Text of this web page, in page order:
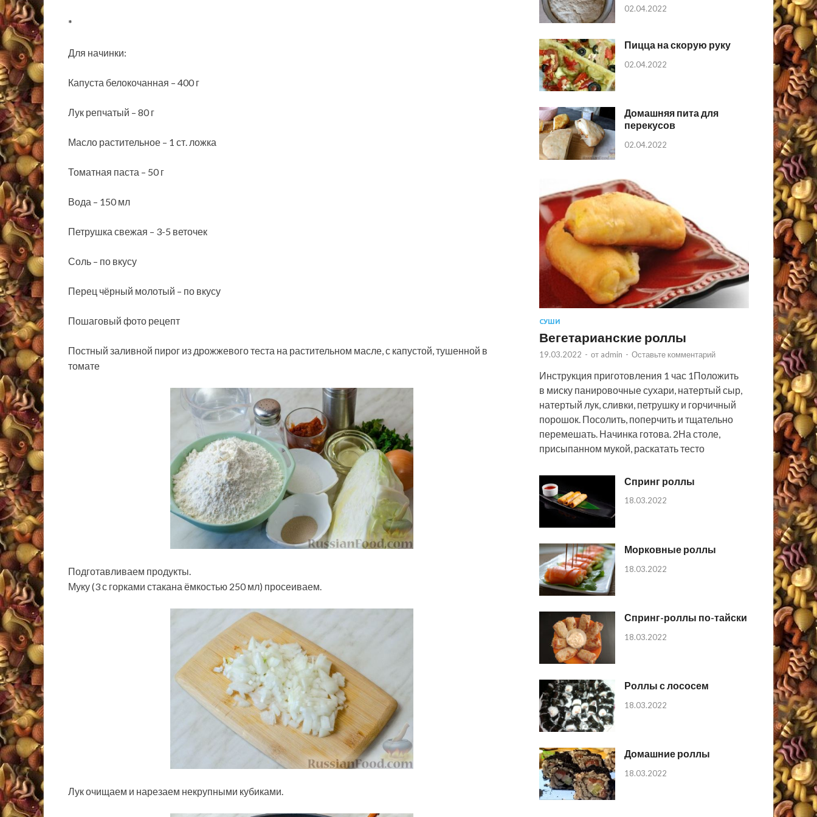
*
Для начинки:
Капуста белокочанная – 400 г
Лук репчатый – 80 г
Масло растительное – 1 ст. ложка
Томатная паста – 50 г
Вода – 150 мл
Петрушка свежая – 3-5 веточек
Соль – по вкусу
Перец чёрный молотый – по вкусу
Пошаговый фото рецепт
Постный заливной пирог из дрожжевого теста на растительном масле, с капустой, тушенной в
томате
Подготавливаем продукты.
Муку (3 с горками стакана ёмкостью 250 мл) просеиваем.
Лук очищаем и нарезаем некрупными кубиками.
02.04.2022
Пицца на скорую руку
02.04.2022
Домашняя пита для
перекусов
02.04.2022
СУШИ
Вегетарианские роллы
19.03.2022 - от admin - Оставьте комментарий
Инструкция приготовления 1 час 1Положить
в миску панировочные сухари, натертый сыр,
натертый лук, сливки, петрушку и горчичный
порошок. Посолить, поперчить и тщательно
перемешать. Начинка готова. 2На столе,
присыпанном мукой, раскатать тесто
Спринг роллы
18.03.2022
Морковные роллы
18.03.2022
Спринг-роллы по-тайски
18.03.2022
Роллы с лососем
18.03.2022
Домашние роллы
18.03.2022